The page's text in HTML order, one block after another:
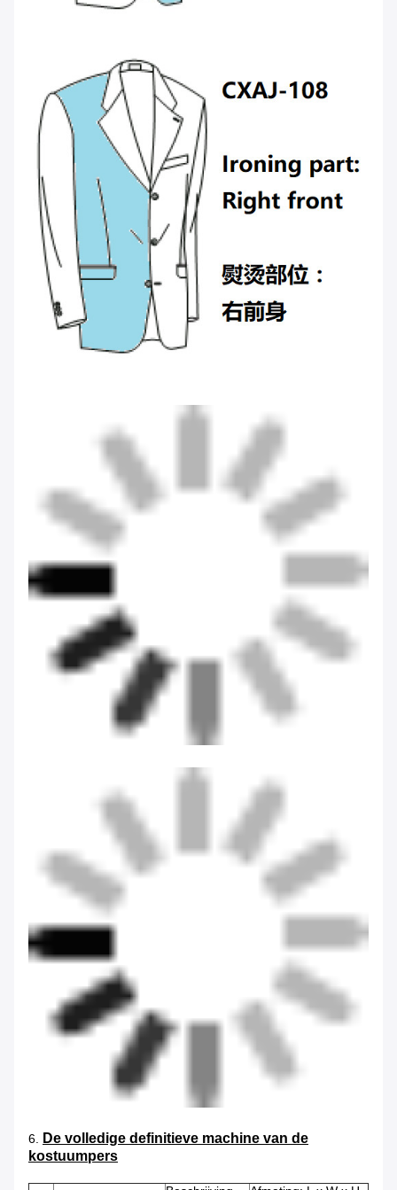
6. De volledige definitieve machine van de
kostuumpers